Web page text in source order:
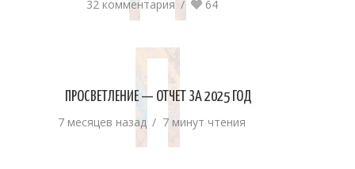
32 комментария
64
ПРОСВЕТЛЕНИЕ — ОТЧЕТ ЗА 2025 ГОД
7 месяцев назад
7 минут чтения
П